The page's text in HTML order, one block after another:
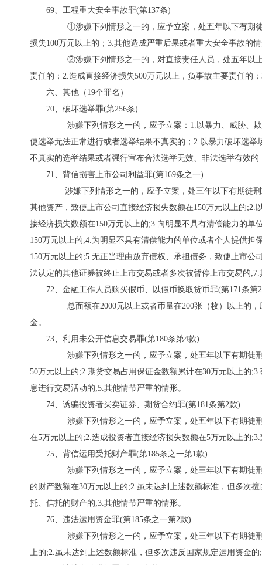
69、工程重大安全事故罪(第137条)
①涉嫌下列情形之一的，应予立案，处五年以下有期徒
损失100万元以上的；3.其他造成严重后果或者重大安全事故的
②涉嫌下列情形之一的，对直接责任人员，处五年以上
责任的；2.造成直接经济损失500万元以上，负事故主要责任的
六、其他（19个罪名）
70、破坏选举罪(第256条)
涉嫌下列情形之一的，应予立案：1.以暴力、威胁、欺
使选举无法正常进行或者选举结果不真实的；2.以暴力破坏选
不真实的选举结果或者强行宣布合法选举无效、非法选举有效
71、背信损害上市公司利益罪(第169条之一)
涉嫌下列情形之一的，应予立案，处三年以下有期徒刑
其他资产，致使上市公司直接经济损失数额在150万元以上的
接经济损失数额在150万元以上的;3.向明显不具有清偿能力的
150万元以上的;4.为明显不具有清偿能力的单位或者个人提供
150万元以上的;5.无正当理由放弃债权、承担债务，致使上市
法认定的其他证券被终止上市交易或者多次被暂停上市交易的
72、金融工作人员购买假币、以假币换取货币罪(第171条第
总面额在2000元以上或者币量在200张（枚）以上的，
金。
73、利用未公开信息交易罪(第180条第4款)
涉嫌下列情形之一的，应予立案，处五年以下有期徒刑
50万元以上的;2.期货交易占用保证金数额累计在30万元以上的
息进行交易活动的;5.其他情节严重的情形。
74、诱骗投资者买卖证券、期货合约罪(第181条第2款)
涉嫌下列情形之一的，应予立案，处五年以下有期徒刑
在5万元以上的;2.造成投资者直接经济损失数额在5万元以上的
75、背信运用受托财产罪(第185条之一第1款)
涉嫌下列情形之一的，应予立案，处三年以下有期徒刑
的财产数额在30万元以上的;2.虽未达到上述数额标准，但多次
托、信托的财产的;3.其他情节严重的情形。
76、违法运用资金罪(第185条之一第2款)
涉嫌下列情形之一的，应予立案，处三年以下有期徒刑
上的;2.虽未达到上述数额标准，但多次违反国家规定运用资金